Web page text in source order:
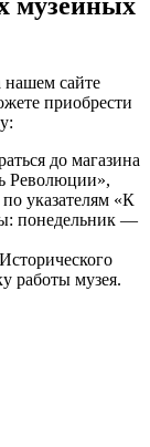
музейных
нашем сайте
приобрести
до магазина
Революции»,
указателям «К
понедельник —
работы музея.